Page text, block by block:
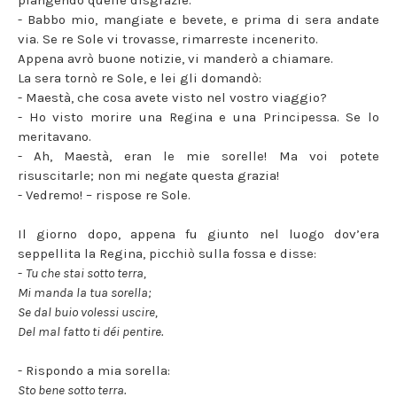
- Babbo mio, mangiate e bevete, e prima di sera andate
via. Se re Sole vi trovasse, rimarreste incenerito.
Appena avrò buone notizie, vi manderò a chiamare.
La sera tornò re Sole, e lei gli domandò:
- Maestà, che cosa avete visto nel vostro viaggio?
- Ho visto morire una Regina e una Principessa. Se lo
meritavano.
- Ah, Maestà, eran le mie sorelle! Ma voi potete
risuscitarle; non mi negate questa grazia!
- Vedremo! – rispose re Sole.
Il giorno dopo, appena fu giunto nel luogo dov’era
seppellita la Regina, picchiò sulla fossa e disse:
- Tu che stai sotto terra,
Mi manda la tua sorella;
Se dal buio volessi uscire,
Del mal fatto ti déi pentire.
- Rispondo a mia sorella:
Sto bene sotto terra.